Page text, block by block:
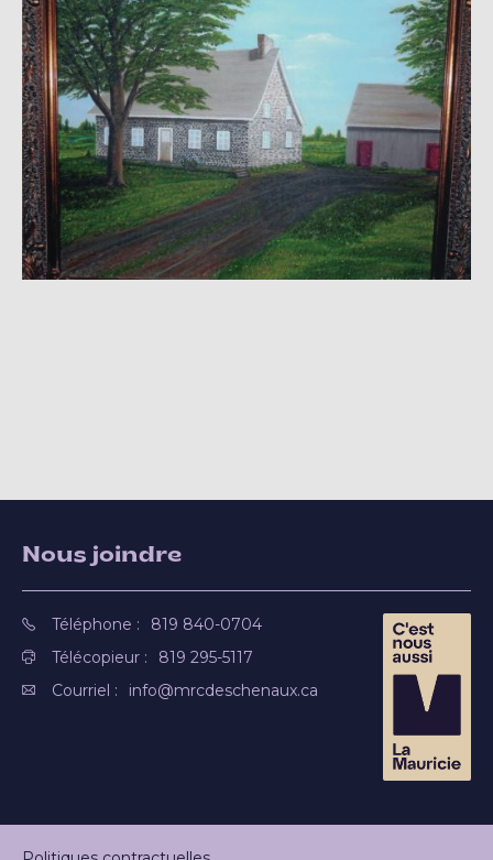
Nous joindre
Téléphone :
819 840-0704
Télécopieur :
819 295-5117
Courriel :
info@mrcdeschenaux.ca